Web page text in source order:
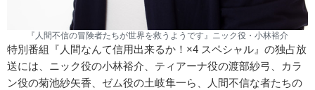
『人間不信の冒険者たちが世界を救うようです』ニック役・小林裕介
特別番組『人間なんて信用出来るか！×4 スペシャル』の独占放
送には、ニック役の小林裕介、ティアーナ役の渡部紗弓、カラ
ン役の菊池紗矢香、ゼム役の土岐隼一ら、人間不信な者たちの